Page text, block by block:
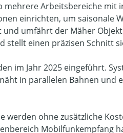
Arbeitsbereiche mit
einrichten, um saisonale
umfährt der Mäher
stellt einen präzisen Schnitt
im Jahr 2025 eingeführt.
in parallelen Bahnen und
ohne zusätzliche
Mobilfunkempfang